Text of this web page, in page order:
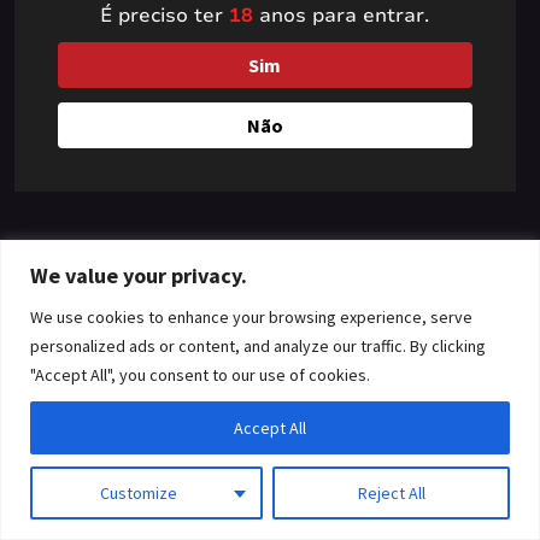
We value your privacy.
We use cookies to enhance your browsing experience, serve
personalized ads or content, and analyze our traffic. By clicking
"Accept All", you consent to our use of cookies.
Customize Reject All
Accept All
something amazing
— check back soon!
É preciso ter 18 anos para entrar.
Sim
Não